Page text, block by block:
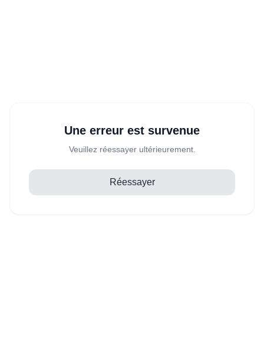
Une erreur est survenue
Veuillez réessayer ultérieurement.
Réessayer